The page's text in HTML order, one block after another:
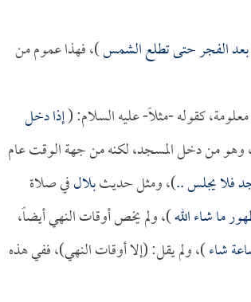
الفجر حتى تطلع الشمس)، فهذا عموم من
كقوله -مثلاً- عليه السلام: (إذا دخل
من دخل المسجد، لكنه من جهة الوقت عام
فلا يجلس ..)، ومثل حديثبلالفي صلاة
ما شاء الله)، ولم يخص أوقات النهي أيضاً،
شاء)، ولم يقل: (إلا أوقات النهي)، ففي هذه